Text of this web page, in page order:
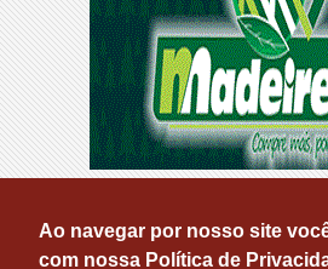
Ao navegar por nosso site
com nossa Política de